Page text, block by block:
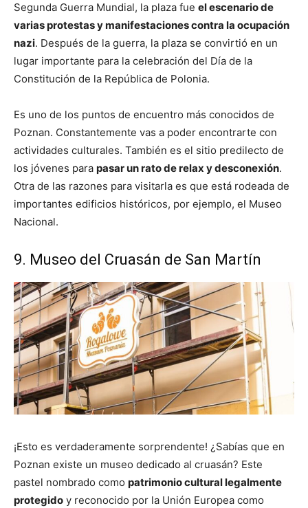
Segunda Guerra Mundial, la plaza fue el escenario de
varias protestas y manifestaciones contra la ocupación
nazi. Después de la guerra, la plaza se convirtió en un
lugar importante para la celebración del Día de la
Constitución de la República de Polonia.
Es uno de los puntos de encuentro más conocidos de
Poznan. Constantemente vas a poder encontrarte con
actividades culturales. También es el sitio predilecto de
los jóvenes para pasar un rato de relax y desconexión.
Otra de las razones para visitarla es que está rodeada de
importantes edificios históricos, por ejemplo, el Museo
Nacional.
9. Museo del Cruasán de San Martín
¡Esto es verdaderamente sorprendente! ¿Sabías que en
Poznan existe un museo dedicado al cruasán? Este
pastel nombrado como patrimonio cultural legalmente
protegido y reconocido por la Unión Europea como